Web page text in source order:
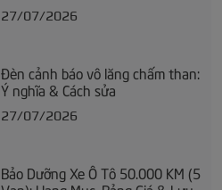
27/07/2026
Đèn cảnh báo vô lăng chấm than:
Ý nghĩa & Cách sửa
27/07/2026
Bảo Dưỡng Xe Ô Tô 50.000 KM (5